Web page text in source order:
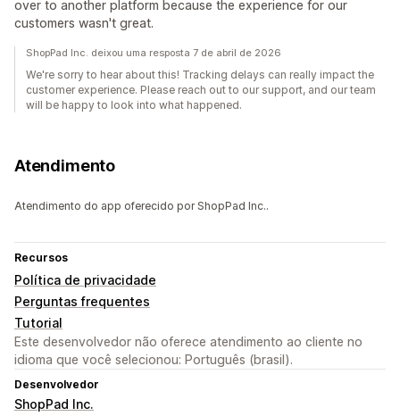
over to another platform because the experience for our
customers wasn't great.
ShopPad Inc. deixou uma resposta 7 de abril de 2026
We're sorry to hear about this! Tracking delays can really impact the
customer experience. Please reach out to our support, and our team
will be happy to look into what happened.
Atendimento
Atendimento do app oferecido por ShopPad Inc..
Recursos
Política de privacidade
Perguntas frequentes
Tutorial
Este desenvolvedor não oferece atendimento ao cliente no
idioma que você selecionou: Português (brasil).
Desenvolvedor
ShopPad Inc.